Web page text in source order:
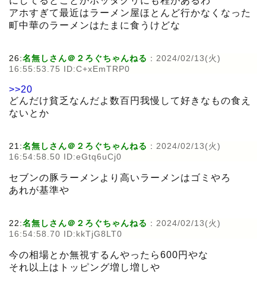
アホすぎて最近はラーメン屋ほとんど行かなくなった
町中華のラーメンはたまに食うけどな
26:名無しさん＠２ろぐちゃんねる : 2024/02/13(火)
16:55:53.75 ID:C+xEmTRP0
>>20
どんだけ貧乏なんだよ数百円我慢して好きなもの食え
ないとか
21:名無しさん＠２ろぐちゃんねる : 2024/02/13(火)
16:54:58.50 ID:eGtq6uCj0
セブンの豚ラーメンより高いラーメンはゴミやろ
あれが基準や
22:名無しさん＠２ろぐちゃんねる : 2024/02/13(火)
16:54:58.70 ID:kkTjG8LT0
今の相場とか無視するんやったら600円やな
それ以上はトッピング増し増しや